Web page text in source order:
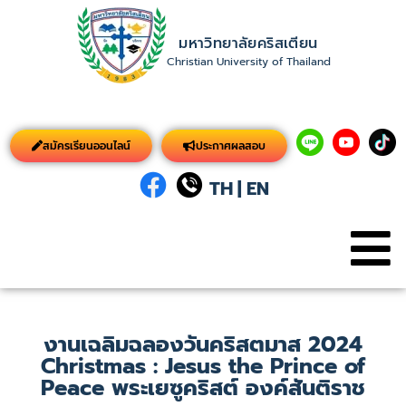
มหาวิทยาลัยคริสเตียน
Christian University of Thailand
สมัครเรียนออนไลน์ ประกาศผลสอบ
TH| EN
งานเฉลิมฉลองวันคริสตมาส 2024
Christmas : Jesus the Prince of
Peace พระเยซูคริสต์ องค์สันติราช